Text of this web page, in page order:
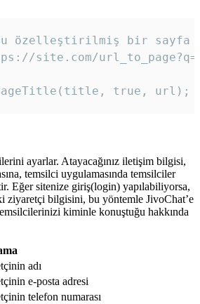
bir sayfa
site.com/
true, url);
ayarlar. Atayacağınız iletişim bilgisi,
temsilci uygulamasında temsilciler
Eğer sitenize giriş(login) yapılabiliyorsa,
ziyaretçi bilgisini, bu yöntemle JivoChat’e
kiminle konuştuğu hakkında
adı
e-posta adresi
telefon numarası